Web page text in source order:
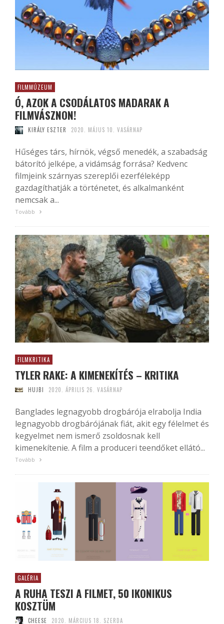
FILMMÚZEUM
Ó, AZOK A CSODÁLATOS MADARAK A
FILMVÁSZNON!
KIRÁLY ESZTER 2020. MÁJUS 10. VASÁRNAP
Hűséges társ, hírnök, végső menedék, a szabadság
bátorító jelképe, a vidámság forrása? Kedvenc
filmjeink szárnyas szereplői ezerféleképp
gazdagíthatják a történetet, és alkalmanként
nemcsak a...
Tovább
FILMKRITIKA
TYLER RAKE: A KIMENEKÍTÉS – KRITIKA
HUJBI 2020. ÁPRILIS 26. VASÁRNAP
Banglades legnagyobb drogbárója elrabolja India
legnagyobb drogbárójának fiát, akit egy félelmet és
kegyelmet nem ismerő zsoldosnak kell
kimenekítenie. A film a produceri teendőket ellátó...
Tovább
GALÉRIA
A RUHA TESZI A FILMET, 50 IKONIKUS
KOSZTÜM
CHEESE 2020. MÁRCIUS 18. SZERDA